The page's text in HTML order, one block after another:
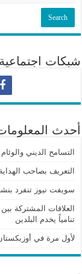
شبكات اجتماعية
أحدث
التسامح الديني
التعريف بصاحب
سويفت نيوز تنفرد
العلاقات المشتركة
تنامياً يخدم البلدين
لأول مرة في